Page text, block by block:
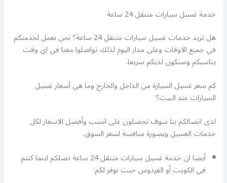
خدمة غسيل سيارات متنقل 24 ساعة
هل تريد خدمات غسيل سيارات متنقل 24 ساعة؟ نحن نعمل لخدمتكم
في جميع الاوقات وعلى مدار اليوم لذلك تواصلوا معنا في اي وقت
يناسبكم وسنكون لديكم سريعا.
كم سعر غسيل السيارة من الداخل والخارج وما هي أسعار غسيل
السيارات عند البيت؟
لدى اتصالكم بنا سوف تحصلون على انسب وأفضل الاسعار لكل
خدمات الغسيل وبصورة منافسة لسعر السوق.
أيضا ان خدمة غسيل سيارات متنقل 24 ساعة تصلكم اينما كنتم
في الكويت أو الفردوس حيث نوفر لكم: